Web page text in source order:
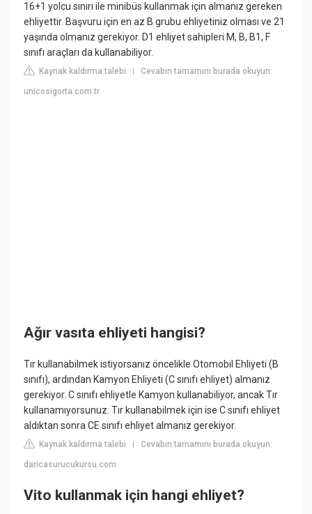
16+1 yolcu sınırı ile minibüs kullanmak için almanız gereken
ehliyettir. Başvuru için en az B grubu ehliyetiniz olması ve 21
yaşında olmanız gerekiyor. D1 ehliyet sahipleri M, B, B1, F
sınıfı araçları da kullanabiliyor.
Kaynak kaldırma talebi |Cevabın tamamını burada okuyun:
unicosigorta.com.tr
Ağır vasıta ehliyeti hangisi?
Tır kullanabilmek istiyorsanız öncelikle Otomobil Ehliyeti (B
sınıfı), ardından Kamyon Ehliyeti (C sınıfı ehliyet) almanız
gerekiyor. C sınıfı ehliyetle Kamyon kullanabiliyor, ancak Tır
kullanamıyorsunuz. Tır kullanabilmek için ise C sınıfı ehliyet
aldıktan sonra CE sınıfı ehliyet almanız gerekiyor.
Kaynak kaldırma talebi |Cevabın tamamını burada okuyun:
daricasurucukursu.com
Vito kullanmak için hangi ehliyet?